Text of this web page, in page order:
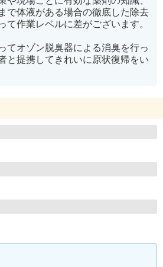
で体液がある場合の徹底した除去
て作業レベルに差がございます。
てオゾン脱臭器による消臭を行っ
と提携してきれいに原状復帰をい